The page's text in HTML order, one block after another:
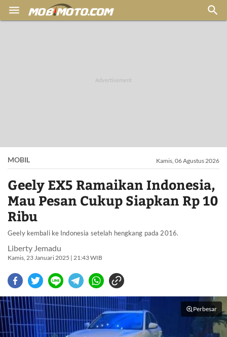
 
MOBIL Kamis, 06 Agustus 2026
Geely EX5 Ramaikan Indonesia,
Mau Pesan Cukup Siapkan Rp 10
Ribu
Geely kembali ke Indonesia setelah hengkang pada 2016.
Liberty Jemadu
Kamis, 23 Januari 2025 | 21:43 WIB
Perbesar